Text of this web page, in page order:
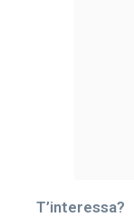
T’interessa?